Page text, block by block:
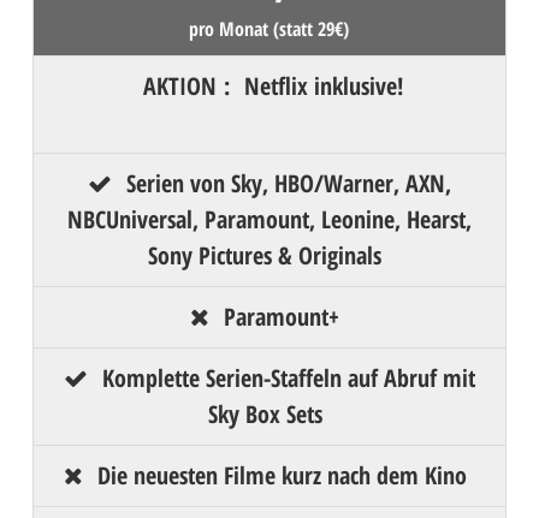
pro Monat (statt 29€)
AKTION : Netflix inklusive!
Serien von Sky, HBO/Warner, AXN,
NBCUniversal, Paramount, Leonine, Hearst,
Sony Pictures & Originals
Paramount+
Komplette Serien-Staffeln auf Abruf mit
Sky Box Sets
Die neuesten Filme kurz nach dem Kino